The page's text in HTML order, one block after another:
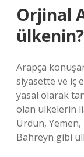
Orjinal
ülkenin?
Arapça
siyasette ve iç
yasal olarak
olan ülkelerin
Ürdün, Yemen,
Bahreyn gibi